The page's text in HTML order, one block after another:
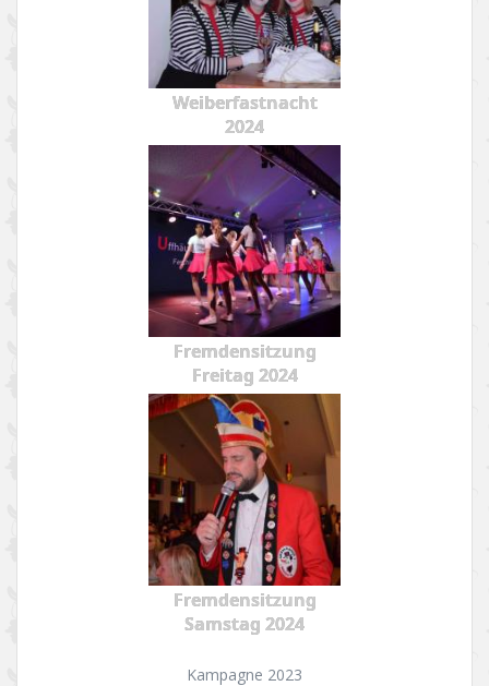
Weiberfastnacht
2024
Fremdensitzung
Freitag 2024
Fremdensitzung
Samstag 2024
Kampagne 2023